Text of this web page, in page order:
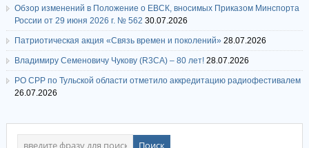
Обзор изменений в Положение о ЕВСК, вносимых Приказом Минспорта
России от 29 июня 2026 г. № 562 30.07.2026
Патриотическая акция «Связь времен и поколений» 28.07.2026
Владимиру Семеновичу Чукову (R3CA) – 80 лет! 28.07.2026
РО СРР по Тульской области отметило аккредитацию радиофестивалем
26.07.2026